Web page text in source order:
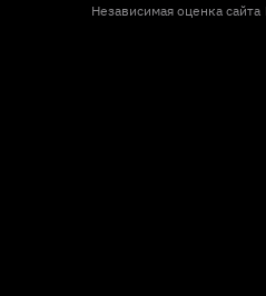
Независимая оценка сайта